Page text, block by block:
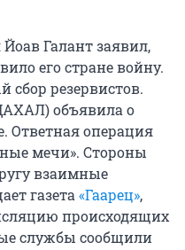
Галант заявил,
его стране войну.
сбор резервистов.
объявила о
Ответная операция
мечи». Стороны
взаимные
газета«Гаарец»,
происходящих
службы сообщили